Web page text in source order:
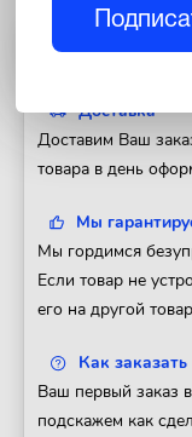
Доставка
Доставим Ваш
товара в день
Мы
Мы гордимся
Если товар не
его на другой
Как заказать
Ваш первый заказ
подскажем как